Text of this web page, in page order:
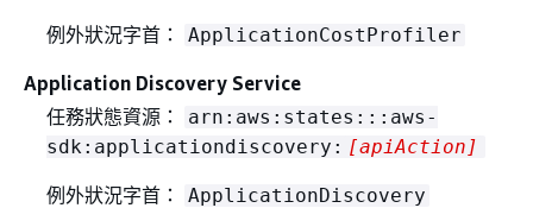
例外狀況字首： ApplicationCostProfiler
Application Discovery Service
任務狀態資源：
arn:aws:states:::aws-
sdk:applicationdiscovery: [apiAction]
例外狀況字首： ApplicationDiscovery